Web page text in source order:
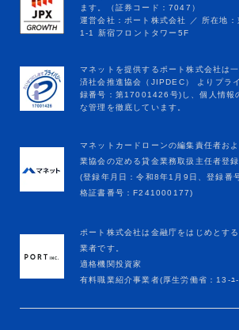
マネットカードローンの編集責任者お
業協会の定める貸金業務取扱主任者登
(登録年月日：令和8年1月9日、登録
格証書番号：F241000177)
ポート株式会社は金融庁をはじめとす
業者です。
適格機関投資家
有料職業紹介事業者(厚生労働省：13-